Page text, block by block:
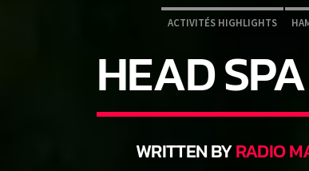
ACTIVITÉS HIGHLIGHTS
HEAD
WRITTEN BYRADIO